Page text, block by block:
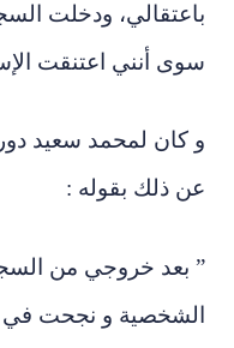
باعتقالي، ودخلت
سوى أنني اعتنقت
و كان لمحمد سعيد دور
عن ذلك بقوله :
” بعد خروجي من
الشخصية و نجحت في